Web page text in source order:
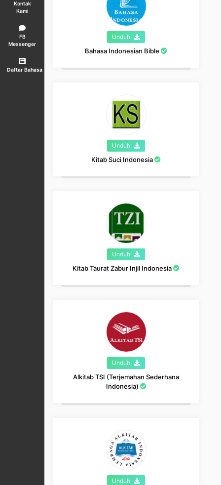
Kontak
Kami
FB
Messenger
Daftar Bahasa
Unduh
Bahasa Indonesian Bible
Unduh
Kitab Suci Indonesia
Unduh
Kitab Taurat Zabur Injil Indonesia
Unduh
Alkitab TSI (Terjemahan Sederhana
Indonesia)
Unduh